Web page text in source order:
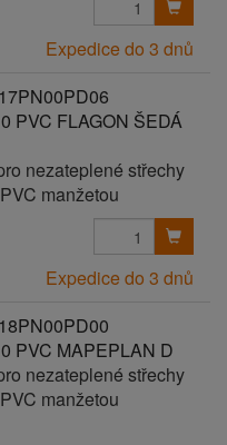
Expedice do 3 dnů
PVC FLAGON ŠEDÁ
nezateplené střechy
manžetou
Expedice do 3 dnů
PVC MAPEPLAN D
nezateplené střechy
manžetou